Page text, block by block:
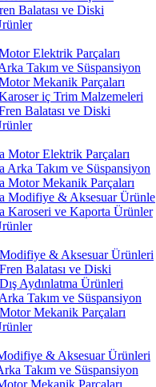
Balatası ve Diski
Elektrik Parçaları
Takım ve Süspansiyon
Mekanik Parçaları
iç Trim Malzemeleri
Balatası ve Diski
Motor Elektrik Parçaları
Arka Takım ve Süspansiyon
Motor Mekanik Parçaları
Modifiye & Aksesuar Ürünle
Karoseri ve Kaporta Ürünler
& Aksesuar Ürünleri
Balatası ve Diski
Aydınlatma Ürünleri
Takım ve Süspansiyon
Mekanik Parçaları
& Aksesuar Ürünleri
Takım ve Süspansiyon
Mekanik Parçaları